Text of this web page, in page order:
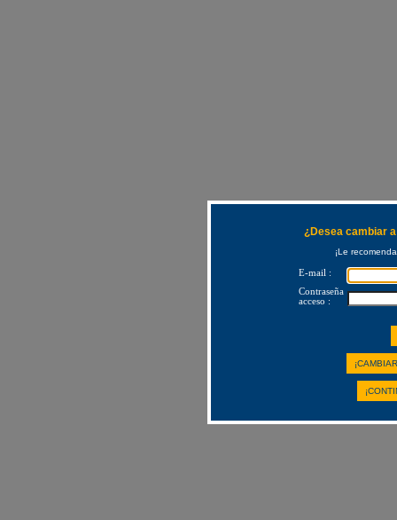
¿Desea cambiar
¡Le
E-mail :
Contraseña
acceso :